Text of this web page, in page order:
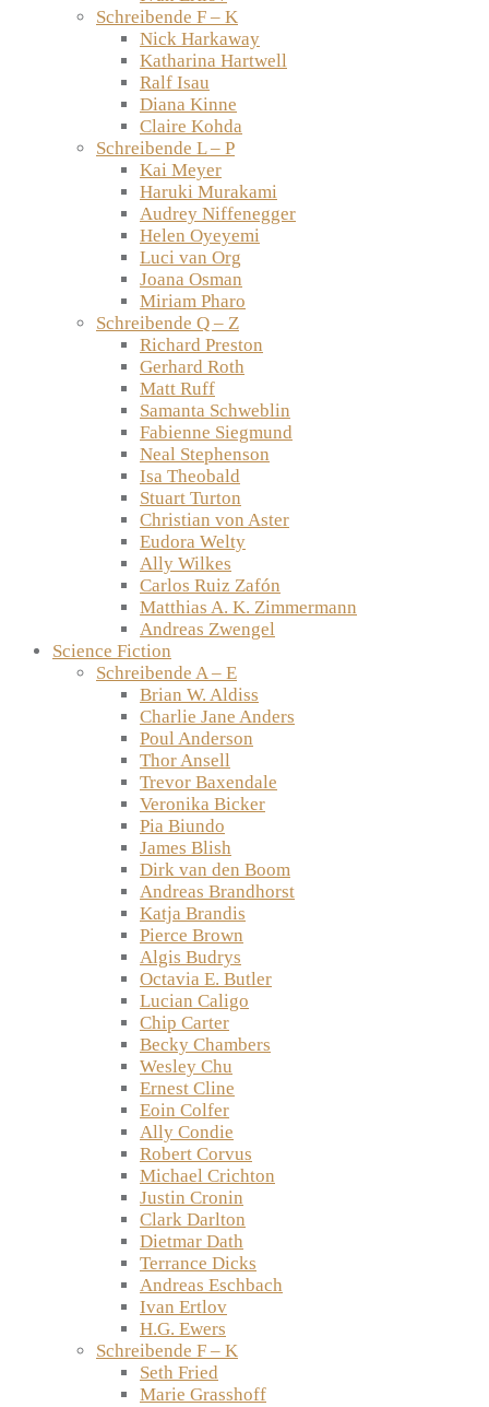
Schreibende F – K
Nick Harkaway
Katharina Hartwell
Ralf Isau
Diana Kinne
Claire Kohda
Schreibende L – P
Kai Meyer
Haruki Murakami
Audrey Niffenegger
Helen Oyeyemi
Luci van Org
Joana Osman
Miriam Pharo
Schreibende Q – Z
Richard Preston
Gerhard Roth
Matt Ruff
Samanta Schweblin
Fabienne Siegmund
Neal Stephenson
Isa Theobald
Stuart Turton
Christian von Aster
Eudora Welty
Ally Wilkes
Carlos Ruiz Zafón
Matthias A. K. Zimmermann
Andreas Zwengel
Science Fiction
Schreibende A – E
Brian W. Aldiss
Charlie Jane Anders
Poul Anderson
Thor Ansell
Trevor Baxendale
Veronika Bicker
Pia Biundo
James Blish
Dirk van den Boom
Andreas Brandhorst
Katja Brandis
Pierce Brown
Algis Budrys
Octavia E. Butler
Lucian Caligo
Chip Carter
Becky Chambers
Wesley Chu
Ernest Cline
Eoin Colfer
Ally Condie
Robert Corvus
Michael Crichton
Justin Cronin
Clark Darlton
Dietmar Dath
Terrance Dicks
Andreas Eschbach
Ivan Ertlov
H.G. Ewers
Schreibende F – K
Seth Fried
Marie Grasshoff